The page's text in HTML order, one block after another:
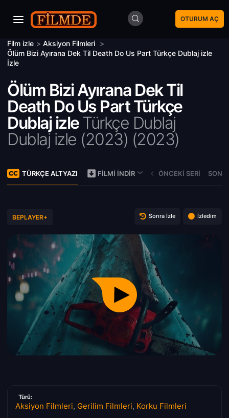
OTURUM AÇ
Film izle > Aksiyon Filmleri >
Ölüm Bizi Ayırana Dek Til Death Do Us Part Türkçe Dublaj izle
İzle
Ölüm Bizi Ayırana Dek Til
Death Do Us Part Türkçe
Dublaj izleTürkçe Dublaj
Dublaj izle (2023) (2023)
TÜRKÇE ALTYAZI FILMI İNDIR ÖNCEKI SERI
BEPLAYER+ Sonra İzle İzledim
Türü:
Aksiyon Filmleri, Gerilim Filmleri, Korku Filmleri